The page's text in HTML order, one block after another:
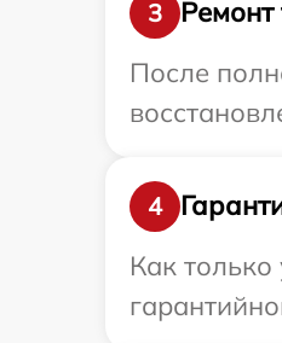
3
Ремонт
После
4
Как